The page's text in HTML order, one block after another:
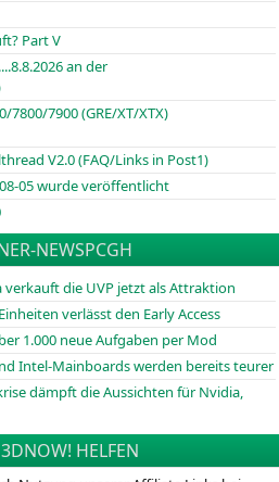
Part V
an der
7800/7900 (GRE/XT/XTX)
V2.0 (FAQ/Links in Post1)
05 wurde veröffentlicht
NEWSPCGH
verkauft die UVP jetzt als Attraktion
verlässt den Early Access
1.000 neue Aufgaben per Mod
Intel-Mainboards werden bereits teurer
dämpft die Aussichten für Nvidia,
HELFEN